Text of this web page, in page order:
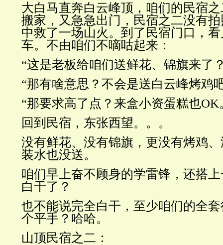
大白马直奔白云峰顶，咱们的民宿
搬家，又急急出门，民宿之二没有
中救了一场山火。到了民宿门口，
车。不由咱们不嘀咕起来：
“这是老板给咱们送鲜花、锦旗来了
“那有啥意思？不会是送白云峰烤鸡
“那要求高了点？来盒小资蛋糕也OK
回到民宿，东张西望。。。
没有鲜花、没有锦旗，更没有烤鸡
装水也没送。
咱们早上奋不顾身的学雷锋，还搭
白干了？
也不能说完全白干，至少咱们的全
个平手？哈哈。
山顶民宿之二：